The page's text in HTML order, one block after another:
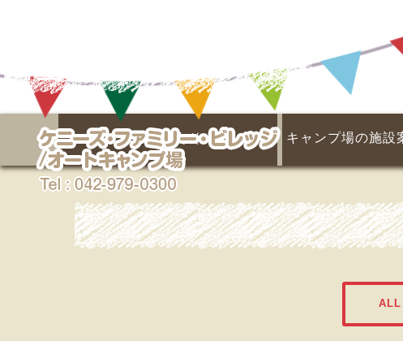
埼玉県キャンプ場なら
ケニーズであそぶ！
名栗川と天然プール
マス釣り場
あそびの広場
イベント
季節の楽しみ
キャンプ場の施設
ALL